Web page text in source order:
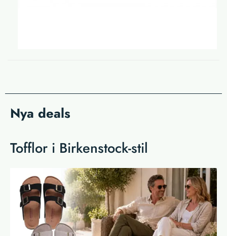
Nya deals
Tofflor i Birkenstock-stil